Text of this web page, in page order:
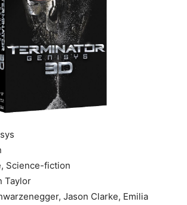
Science-fiction
Taylor
Jason Clarke, Emilia